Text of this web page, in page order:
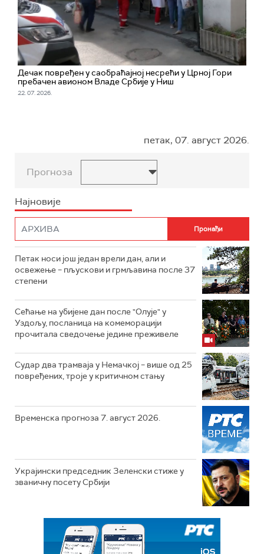
Дечак повређен у саобраћајној несрећи у Црној Гори
пребачен авионом Владе Србије у Ниш
22. 07. 2026.
петак, 07. август 2026.
Прогноза
Најновије
Петак носи још један врели дан, али и
освежење – пљускови и грмљавина после 37
степени
Сећање на убијене дан после "Олује" у
Уздољу, посланица на комеморацији
прочитала сведочење једине преживеле
Судар два трамваја у Немачкој – више од 25
повређених, троје у критичном стању
Временска прогноза 7. август 2026.
Украјински председник Зеленски стиже у
званичну посету Србији